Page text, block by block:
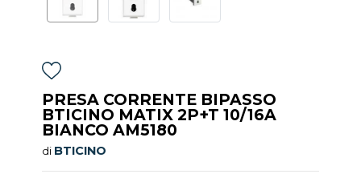
PRESA CORRENTE BIPASSO
BTICINO MATIX 2P+T 10/16A
BIANCO AM5180
di BTICINO